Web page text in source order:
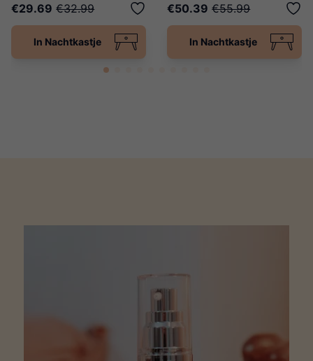
€29.69 €32.99
In Nachtkastje
€50.39 €55.99
In Nachtkastje